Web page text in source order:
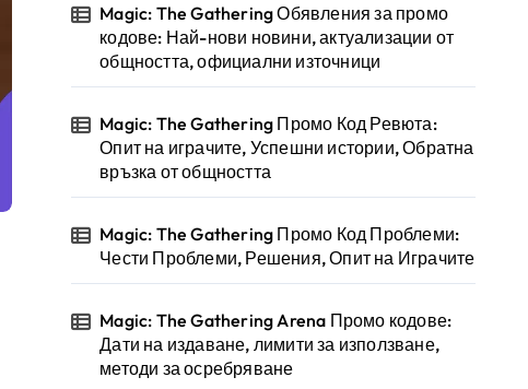
Magic: The Gathering Обявления за промо
кодове: Най-нови новини, актуализации от
общността, официални източници
Magic: The Gathering Промо Код Ревюта:
Опит на играчите, Успешни истории, Обратна
връзка от общността
Magic: The Gathering Промо Код Проблеми:
Чести Проблеми, Решения, Опит на Играчите
Magic: The Gathering Arena Промо кодове:
Дати на издаване, лимити за използване,
методи за осребряване